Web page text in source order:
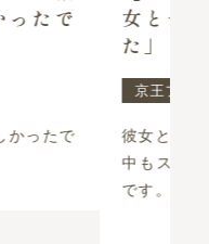
出ができまし
できました！ 制作
もあり楽しかった